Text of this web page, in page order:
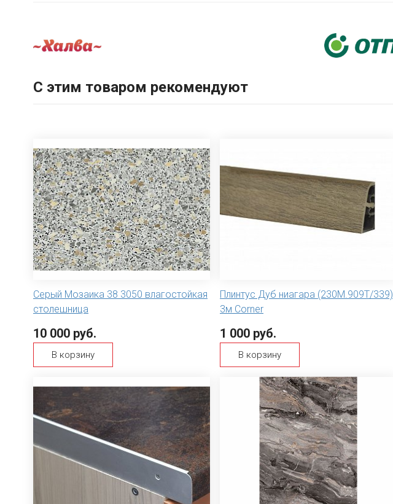
С этим товаром рекомендуют
Серый Мозаика 38 3050 влагостойкая
столешница
10 000 руб.
В корзину
Плинтус Дуб ниагара (230М.909Т/339)
3м Corner
1 000 руб.
В корзину